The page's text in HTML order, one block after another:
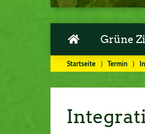
Grüne
Startseite ⟩ Termin ⟩